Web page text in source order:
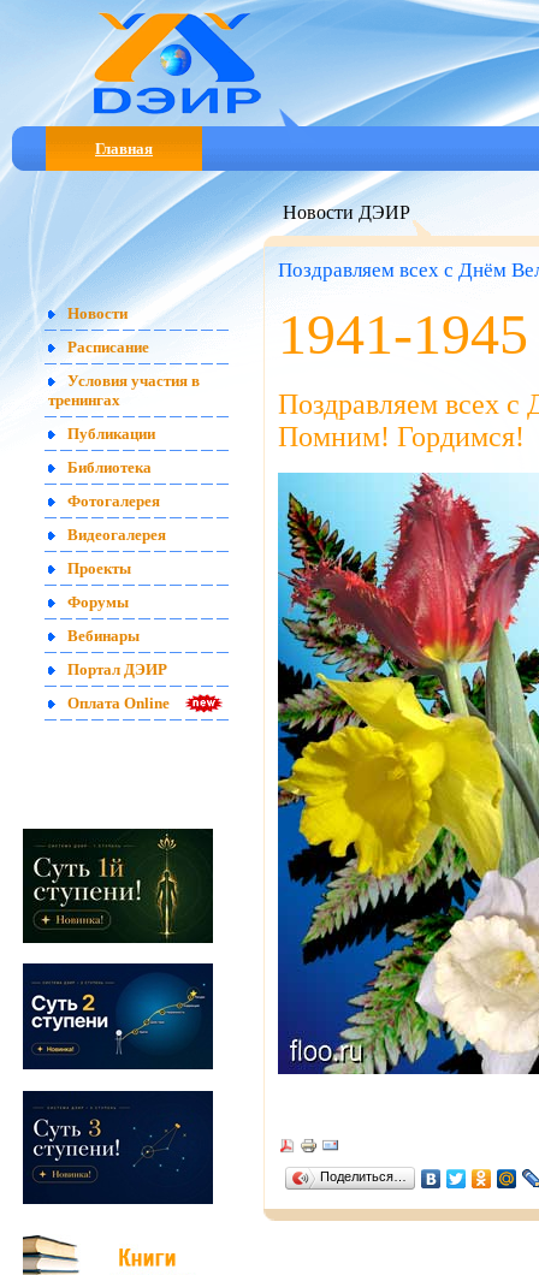
Главная
Новости
Расписание
Условия участия в
тренингах
Публикации
Библиотека
Фотогалерея
Видеогалерея
Проекты
Форумы
Вебинары
Портал ДЭИР
Оплата Online
Новости ДЭИР
Поздравляем всех с Днём
1941-1945
Поздравляем всех
Помним! Гордимся!
Поделиться…